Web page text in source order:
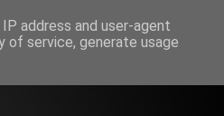
address and user-agent
of service, generate usage